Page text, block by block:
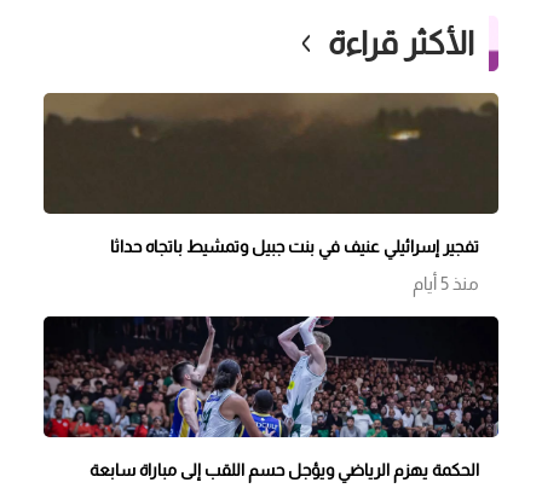
الأكثر قراءة
تفجير إسرائيلي عنيف في بنت جبيل وتمشيط باتجاه حداثا
منذ 5 أيام
الحكمة يهزم الرياضي ويؤجل حسم اللقب إلى مباراة سابعة